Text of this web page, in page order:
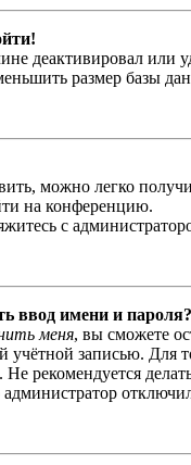
деактивировал или
размер базы
можно легко
на конференцию.
с
ввод имени и пароля?
меня, вы сможете
учётной записью.
рекомендуется
администратор